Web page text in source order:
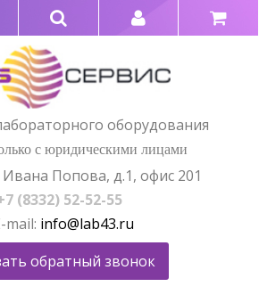
оборудования
с юридическими лицами
Ивана Попова, д.1, офис 201
(8332) 52-52-55
mail: info@lab43.ru
обратный звонок